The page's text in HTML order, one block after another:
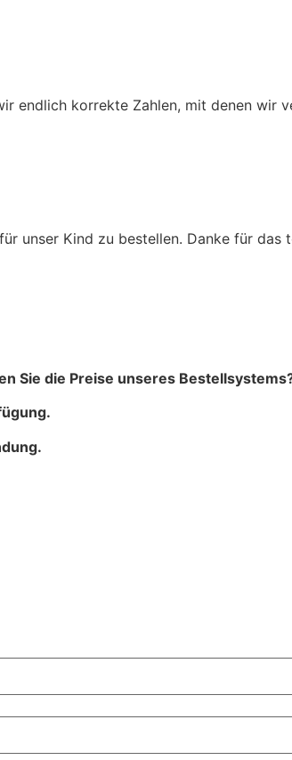
endlich korrekte Zahlen, mit denen wir
unser Kind zu bestellen. Danke für das
Sie die Preise unseres